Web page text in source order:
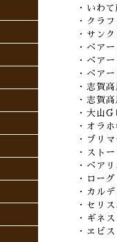
・いわ
・クラ
・サン
・ベア
・ベア
・ベア
・志賀
・志賀
・大山G
・オラ
・ブリ
・スト
・ベア
・ロー
・カル
・セリ
・ギネ
・ヱビス